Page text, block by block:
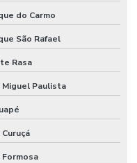
do Carmo
São Rafael
Rasa
Miguel Paulista